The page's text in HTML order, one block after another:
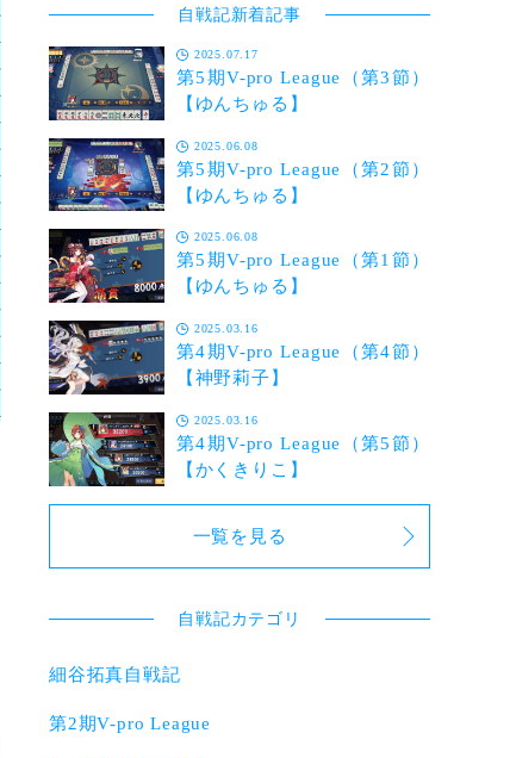
自戦記新着記事
2025.07.17
第5期V-pro League（第3節）
【ゆんちゅる】
2025.06.08
第5期V-pro League（第2節）
【ゆんちゅる】
2025.06.08
第5期V-pro League（第1節）
【ゆんちゅる】
2025.03.16
第4期V-pro League（第4節）
【神野莉子】
2025.03.16
第4期V-pro League（第5節）
【かくきりこ】
一覧を見る
自戦記カテゴリ
細谷拓真自戦記
第2期V-pro League